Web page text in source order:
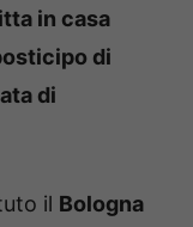
in casa
di
di
il Bologna